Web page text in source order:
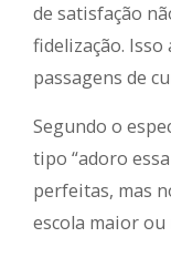
de satisfação
fidelização. Isso
passagens de
Segundo o
tipo “adoro
perfeitas, mas
escola maior ou